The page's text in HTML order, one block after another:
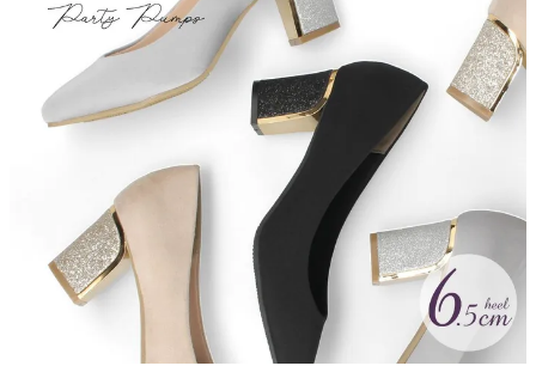
サンダル
レインシューズ
スニーカー
ローファー
カジュアルシューズ
すべての商品
サンダル
レインシューズ
スニーカー
ビジネス・ドレスシューズ
キッズ
サンダル
レインシューズ
スニーカー
NEW
すべての商品
レディース新入荷
すべての商品
レディースSALE
バッグ